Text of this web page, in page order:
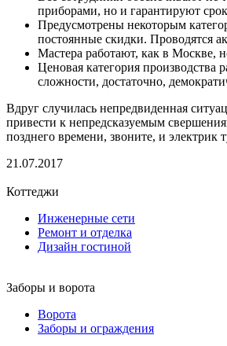
приборами, но и гарантируют
Предусмотрены некоторым
постоянные скидки. Проводятся
Мастера работают, как в Москве,
Ценовая категория производства
сложности, достаточно,
Вдруг случилась непредвиденная
привести к непредсказуемым
позднего времени, звоните, и электрик
21.07.2017
Коттеджи
Инженерные сети
Ремонт и отделка
Дизайн гостиной
Заборы и ворота
Ворота
Заборы и ограждения